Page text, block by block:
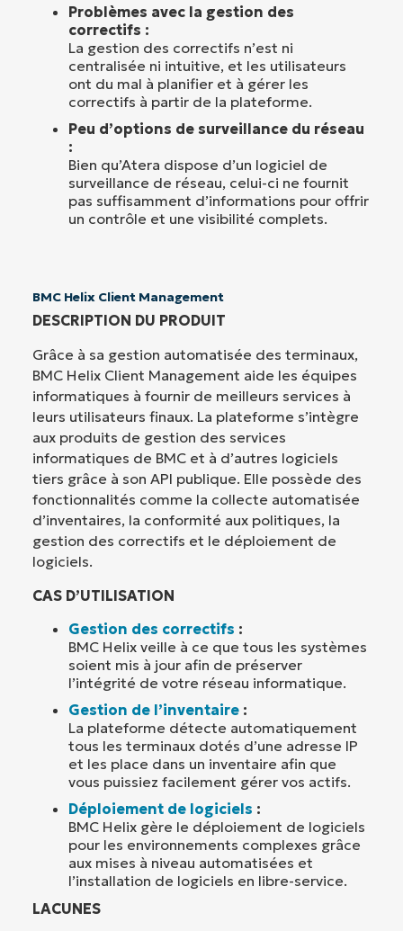
Problèmes avec la gestion des
correctifs :
La gestion des correctifs n’est ni
centralisée ni intuitive, et les utilisateurs
ont du mal à planifier et à gérer les
correctifs à partir de la plateforme.
Peu d’options de surveillance du réseau
:
Bien qu’Atera dispose d’un logiciel de
surveillance de réseau, celui-ci ne fournit
pas suffisamment d’informations pour offrir
un contrôle et une visibilité complets.
BMC Helix Client Management
DESCRIPTION DU PRODUIT
Grâce à sa gestion automatisée des terminaux,
BMC Helix Client Management aide les équipes
informatiques à fournir de meilleurs services à
leurs utilisateurs finaux. La plateforme s’intègre
aux produits de gestion des services
informatiques de BMC et à d’autres logiciels
tiers grâce à son API publique. Elle possède des
fonctionnalités comme la collecte automatisée
d’inventaires, la conformité aux politiques, la
gestion des correctifs et le déploiement de
logiciels.
CAS D’UTILISATION
Gestion des correctifs :
BMC Helix veille à ce que tous les systèmes
soient mis à jour afin de préserver
l’intégrité de votre réseau informatique.
Gestion de l’inventaire :
La plateforme détecte automatiquement
tous les terminaux dotés d’une adresse IP
et les place dans un inventaire afin que
vous puissiez facilement gérer vos actifs.
Déploiement de logiciels :
BMC Helix gère le déploiement de logiciels
pour les environnements complexes grâce
aux mises à niveau automatisées et
l’installation de logiciels en libre-service.
LACUNES